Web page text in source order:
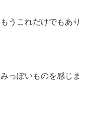
うこれだけでもあり
っぽいものを感じま